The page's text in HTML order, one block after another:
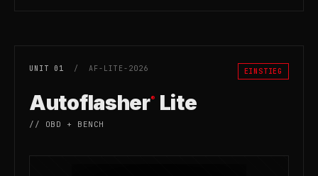
UNIT 01 / AF-LITE-2026 EINSTIEG
Autoflasher® Lite
// OBD + BENCH